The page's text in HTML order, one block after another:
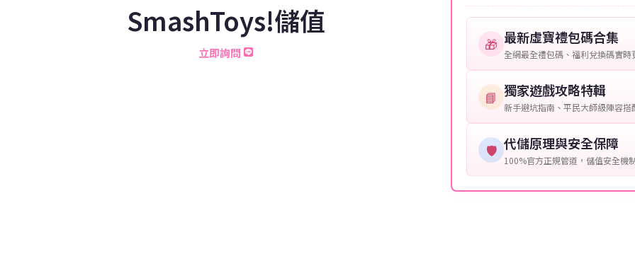
SmashToys!儲值
立即詢問
提供這些信息能幫助我們更快地
🎁 最新虛寶禮包碼合集
全網最全禮包碼、福利兌換碼實時
📘 獨家遊戲攻略特輯
新手避坑指南、平民大師級陣容搭
🛡️ 代儲原理與安全保障
100%官方正規管道，儲值安全機